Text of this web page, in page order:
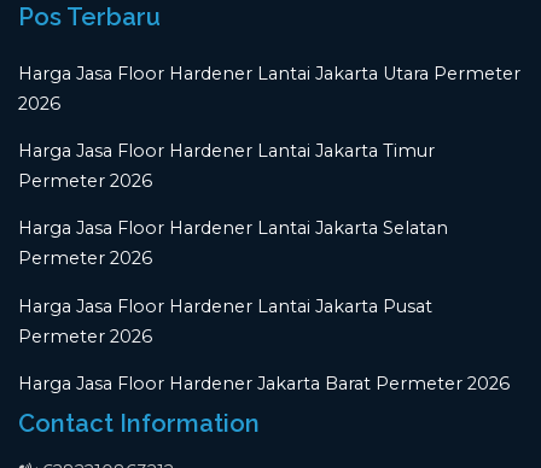
Pos Terbaru
Harga Jasa Floor Hardener Lantai Jakarta Utara Permeter
2026
Harga Jasa Floor Hardener Lantai Jakarta Timur
Permeter 2026
Harga Jasa Floor Hardener Lantai Jakarta Selatan
Permeter 2026
Harga Jasa Floor Hardener Lantai Jakarta Pusat
Permeter 2026
Harga Jasa Floor Hardener Jakarta Barat Permeter 2026
Contact Information